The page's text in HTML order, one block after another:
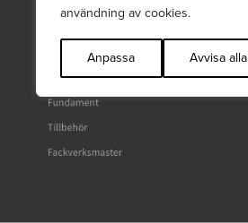
användning av cookies.
Anpassa Avvisa alla